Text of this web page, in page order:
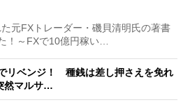
元FXトレーダー・磯貝清明氏の著書
！～FXで10億円稼い…
リベンジ！ 種銭は差し押さえを免れ
然マルサ…